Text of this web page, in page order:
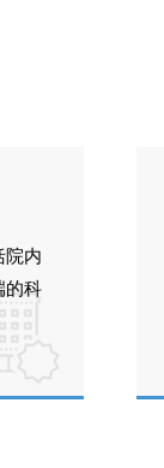
院内
的科